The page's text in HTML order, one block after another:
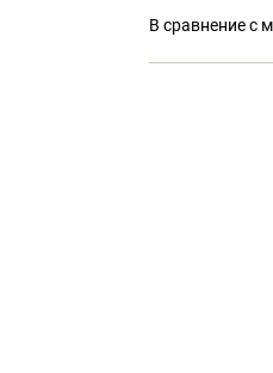
В сравнение с